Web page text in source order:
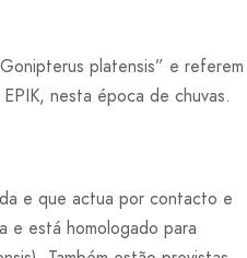
platensis” e referem
nesta época de chuvas.
e que actua por contacto e
e está homologado para